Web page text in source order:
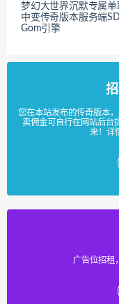
梦幻大世界沉默专属单
中变传奇版本服务端
Gom引擎
您在本站发布的传奇版本
卖佣金可自行在网站后台
来！详
广告位招租